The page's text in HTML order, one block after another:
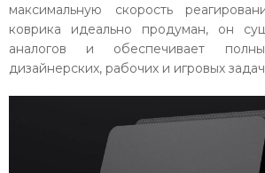
максимальную скорость
коврика идеально продуман, он
аналогов и обеспечивает
дизайнерских, рабочих и игровых задач